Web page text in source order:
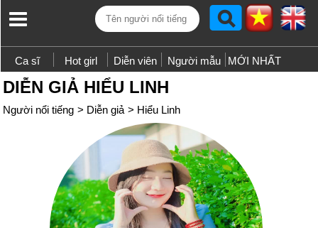
Ca sĩ Hot girl Diễn viên Người mẫu MỚI NHẤT
DIỄN GIẢ HIỂU LINH
Người nổi tiếng > Diễn giả > Hiểu Linh